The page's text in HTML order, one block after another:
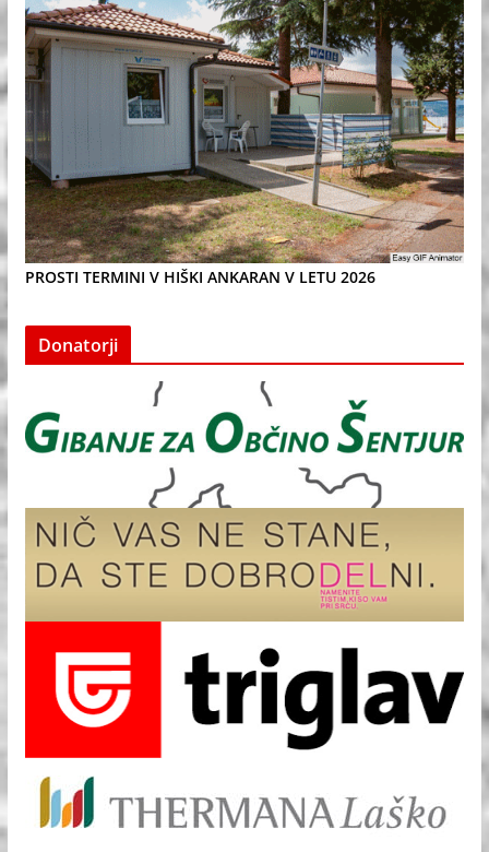
PROSTI TERMINI V HIŠKI ANKARAN V LETU 2026
Donatorji